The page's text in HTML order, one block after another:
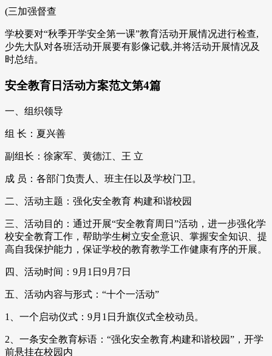
(三加强督查
学校要对“秋季开学安全第一课”教育活动开展情况进行检查,
少先大队对各班活动开展要有影像记载,并将活动开展情况及
时总结。
安全教育日活动方案范文第4篇
一、组织领导
组 长：夏兴善
副组长：徐家军、黄德江、王 立
成 员：各部门负责人、班主任以及学校门卫。
二、活动主题：强化安全教育 构建和谐校园
三、活动目的：通过开展“安全教育周日”活动，进一步强化学
校安全教育工作，帮助学生树立安全意识、掌握安全知识、提
高自我保护能力，保证学校的教育教学工作健康有序的开展。
四、活动时间：9月1日9月7日
五、活动内容与形式：“十个一活动”
1、一个启动仪式：9月1日升旗仪式全校动员。
2、一条安全教育标语：“强化安全教育,构建和谐校园”，开学
前悬挂在校园内